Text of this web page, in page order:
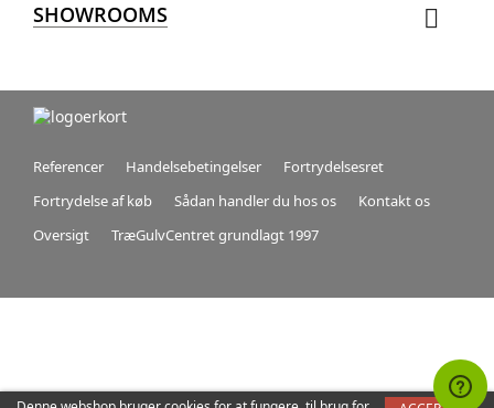
SHOWROOMS 
Referencer Handelsebetingelser
Fortrydelsesret
Fortrydelse af køb
Sådan handler du hos os
Kontakt os
Oversigt
TræGulvCentret grundlagt 1997